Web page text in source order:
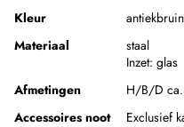
Kleur
antiekbruin
Materiaal
staal
Inzet: glas
Afmetingen
H/B/D
Accessoires noot
Exclusief